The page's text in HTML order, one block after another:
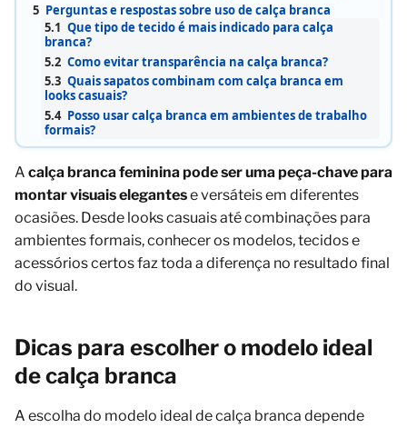
5 Perguntas e respostas sobre uso de calça branca
5.1 Que tipo de tecido é mais indicado para calça
branca?
5.2 Como evitar transparência na calça branca?
5.3 Quais sapatos combinam com calça branca em
looks casuais?
5.4 Posso usar calça branca em ambientes de trabalho
formais?
A calça branca feminina pode ser uma peça-chave para
montar visuais elegantese versáteis em diferentes
ocasiões. Desde looks casuais até combinações para
ambientes formais, conhecer os modelos, tecidos e
acessórios certos faz toda a diferença no resultado final
do visual.
Dicas para escolher o modelo ideal
de calça branca
A escolha do modelo ideal de calça branca depende